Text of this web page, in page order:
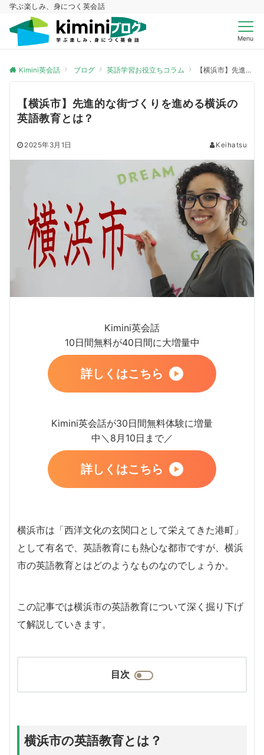
学ぶ楽しみ、身につく英会話
Menu
Kimini英会話 ブログ 英語学習お役立ちコラム 【横浜市】先進的な街づくりを進める横浜の英語教育とは？
【横浜市】先進的な街づくりを進める横浜の
英語教育とは？
2025年3月1日 Keihatsu
Kimini英会話
10日間無料が40日間に大増量中
詳しくはこちら
Kimini英会話が30日間無料体験に増量
中＼8月10日まで／
詳しくはこちら
横浜市は「西洋文化の玄関口として栄えてきた港町」
として有名で、英語教育にも熱心な都市ですが、横浜
市の英語教育とはどのようなものなのでしょうか。
この記事では横浜市の英語教育について深く掘り下げ
て解説していきます。
目次
横浜市の英語教育とは？